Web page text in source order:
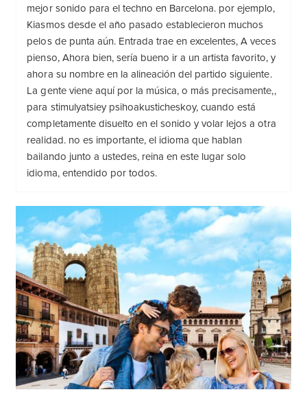
mejor sonido para el techno en Barcelona. por ejemplo,
Kiasmos desde el año pasado establecieron muchos
pelos de punta aún. Entrada trae en excelentes, A veces
pienso, Ahora bien, sería bueno ir a un artista favorito, y
ahora su nombre en la alineación del partido siguiente.
La gente viene aquí por la música, o más precisamente,,
para stimulyatsiey psihoakusticheskoy, cuando está
completamente disuelto en el sonido y volar lejos a otra
realidad. no es importante, el idioma que hablan
bailando junto a ustedes, reina en este lugar solo
idioma, entendido por todos.